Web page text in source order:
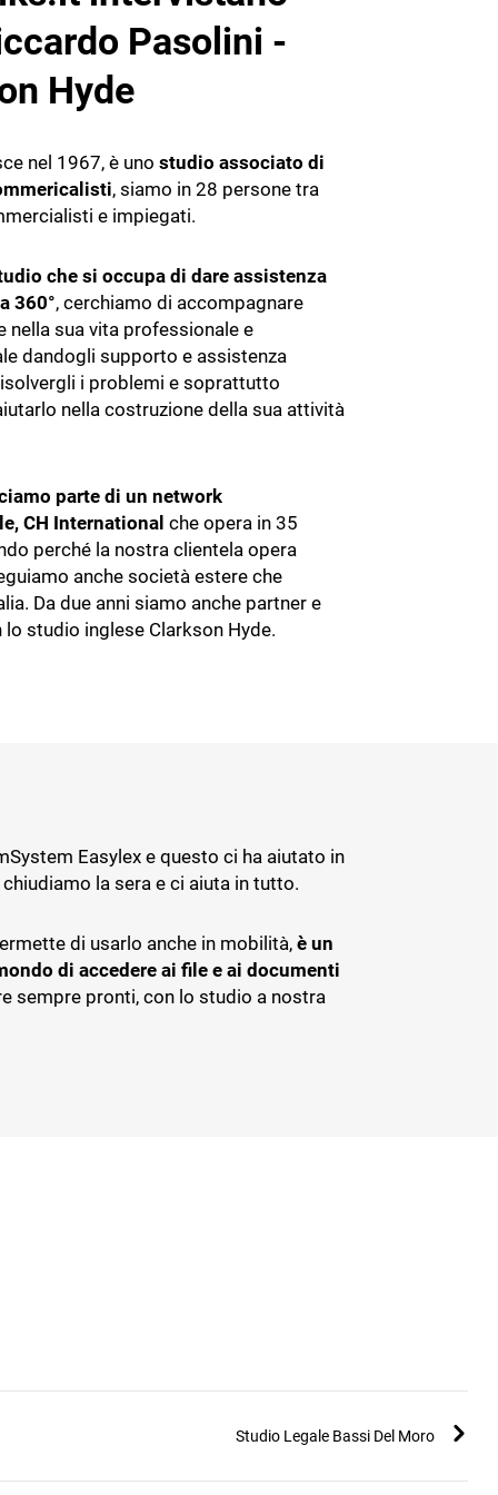
App Gestione Studio Legale
Formazione accreditata
ALTRI GESTIONALI
Cybersecurity
Pasolini -
Hyde
nel 1967, è uno studio associato di
, siamo in 28 persone tra
e impiegati.
che si occupa di dare assistenza
360°, cerchiamo di accompagnare
nella sua vita professionale e
dandogli supporto e assistenza
i problemi e soprattutto
nella costruzione della sua attività
parte di un network
CH International che opera in 35
perché la nostra clientela opera
anche società estere che
Da due anni siamo anche partner e
studio inglese Clarkson Hyde.
Easylex e questo ci ha aiutato in
la sera e ci aiuta in tutto.
di usarlo anche in mobilità, è un
di accedere ai file e ai documenti
sempre pronti, con lo studio a nostra
Studio Legale Bassi Del Moro